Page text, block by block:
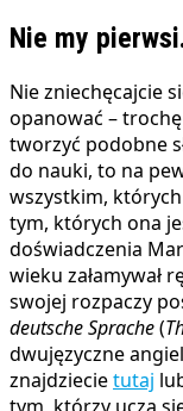
Nie my
Nie zniechęcajcie
opanować –
tworzyć podobne
do nauki, to na
wszystkim,
tym, których ona
doświadczenia
wieku załamywał
swojej rozpaczy
deutsche Sprache(
dwujęzyczne
znajdziecietutaj